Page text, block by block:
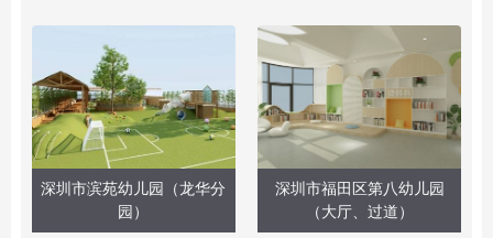
深圳市滨苑幼儿园（龙华分
园）
深圳市福田区第八幼儿园
（大厅、过道）